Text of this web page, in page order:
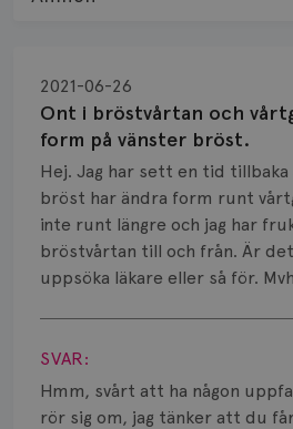
Ont i bröstvårtan och
form på vänster bröst.
2021-06-26
Hej. Jag har sett en tid
bröst har ändra form runt
inte runt längre och jag har
bröstvårtan till och från. Är
uppsöka läkare eller så för.
Visa svar
SVAR:
Hmm, svårt att ha någon
rör sig om, jag tänker att du
Biopsi
Biverkningar
Bröstvårta
Knöl
Smärta